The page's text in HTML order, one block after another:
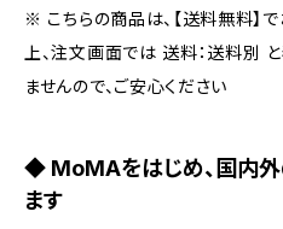
※ こちらの商品は、【送料無料】
上、注文画面では 送料：送料別
ませんので、ご安心ください
◆ MoMAをはじめ、国内
ます